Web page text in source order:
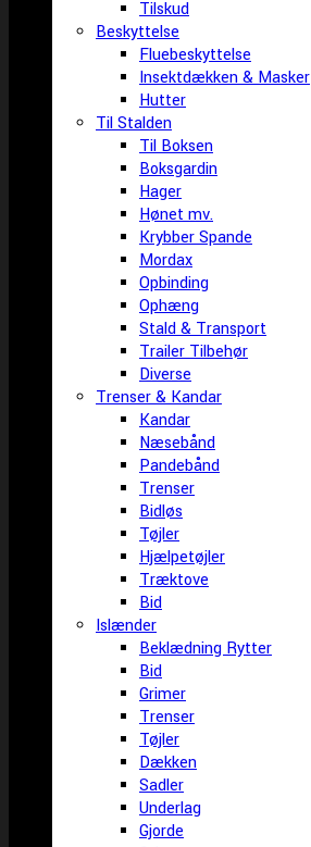
Tilskud
Beskyttelse
Fluebeskyttelse
Insektdækken & Masker
Hutter
Til Stalden
Til Boksen
Boksgardin
Hager
Hønet mv.
Krybber Spande
Mordax
Opbinding
Ophæng
Stald & Transport
Trailer Tilbehør
Diverse
Trenser & Kandar
Kandar
Næsebånd
Pandebånd
Trenser
Bidløs
Tøjler
Hjælpetøjler
Træktove
Bid
Islænder
Beklædning Rytter
Bid
Grimer
Trenser
Tøjler
Dækken
Sadler
Underlag
Gjorde